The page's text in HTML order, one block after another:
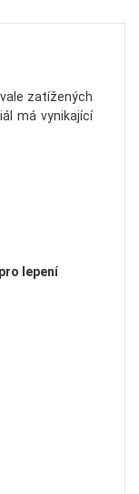
zatížených
má vynikající
lepení